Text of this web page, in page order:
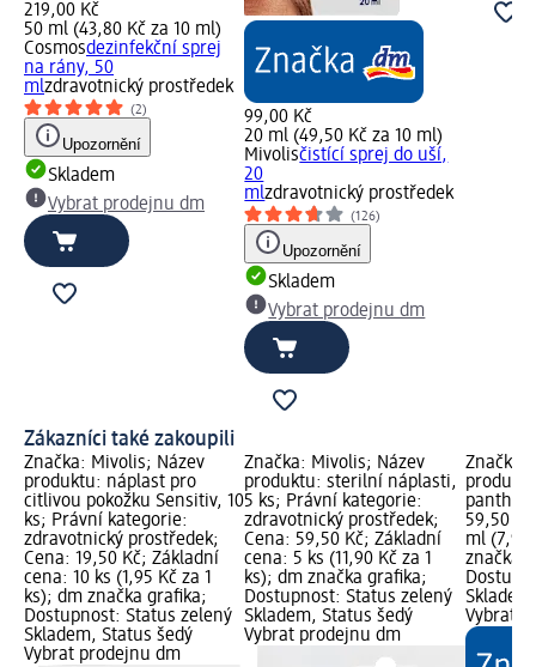
219,00 Kč
50 ml (43,80 Kč za 10 ml)
Cosmosdezinfekční sprej
na rány, 50
mlzdravotnický prostředek
(2)
Upozornění
Skladem
Vybrat prodejnu dm
99,00 Kč
20 ml (49,50 Kč za 10 ml)
Mivolisčistící sprej do uší,
20
mlzdravotnický prostředek
(126)
Upozornění
Skladem
Vybrat prodejnu dm
Zákazníci také zakoupili
Značka: Mivolis; Název
produktu: náplast pro
citlivou pokožku Sensitiv, 10
ks; Právní kategorie:
zdravotnický prostředek;
Cena: 19,50 Kč; Základní
cena: 10 ks (1,95 Kč za 1
ks); dm značka grafika;
Dostupnost: Status zelený
Skladem, Status šedý
Vybrat prodejnu dm
Značka: Mivolis; Název
produktu: sterilní náplasti,
5 ks; Právní kategorie:
zdravotnický prostředek;
Cena: 59,50 Kč; Základní
cena: 5 ks (11,90 Kč za 1
ks); dm značka grafika;
Dostupnost: Status zelený
Skladem, Status šedý
Vybrat prodejnu dm
Značka:
59,50
ml (7,93
značka
Vybrat